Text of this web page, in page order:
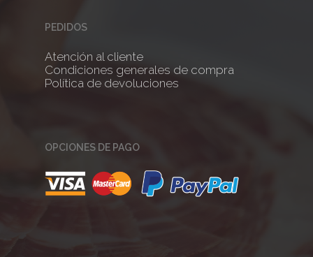
PEDIDOS
Atención al cliente
Condiciones generales de compra
Política de devoluciones
OPCIONES DE PAGO